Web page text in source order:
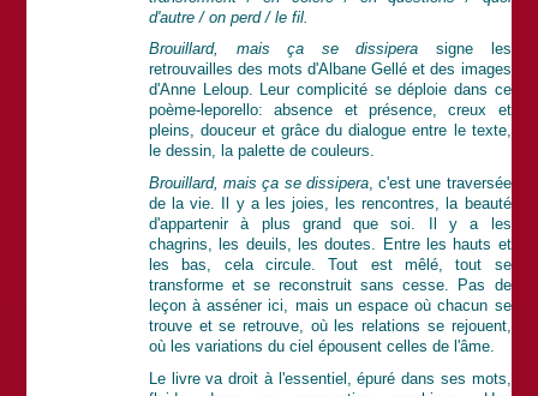
d'autre / on perd / le fil.
Brouillard, mais ça se dissipera signe les
retrouvailles des mots d'Albane Gellé et des images
d'Anne Leloup. Leur complicité se déploie dans ce
poème-leporello: absence et présence, creux et
pleins, douceur et grâce du dialogue entre le texte,
le dessin, la palette de couleurs.
Brouillard, mais ça se dissipera, c'est une traversée
de la vie. Il y a les joies, les rencontres, la beauté
d'appartenir à plus grand que soi. Il y a les
chagrins, les deuils, les doutes. Entre les hauts et
les bas, cela circule. Tout est mêlé, tout se
transforme et se reconstruit sans cesse. Pas de
leçon à asséner ici, mais un espace où chacun se
trouve et se retrouve, où les relations se rejouent,
où les variations du ciel épousent celles de l'âme.
Le livre va droit à l'essentiel, épuré dans ses mots,